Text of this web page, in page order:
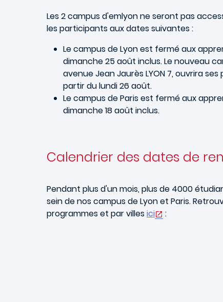
Les 2 campus d'emlyon ne seront pas
les participants aux dates suivantes :
Le campus de Lyon est fermé aux
dimanche 25 août inclus. Le nouveau
avenue Jean Jaurès LYON 7, ouvrira
partir du lundi 26 août.
Le campus de Paris est fermé aux
dimanche 18 août inclus.
Calendrier des dates de
Pendant plus d'un mois, plus de 4000
sein de nos campus de Lyon et Paris.
programmes et par villesici :